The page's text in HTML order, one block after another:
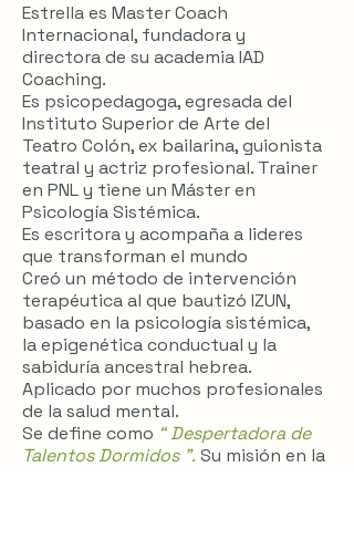
Estrella es Master Coach
Internacional, fundadora y
directora de su academia IAD
Coaching.
Es psicopedagoga, egresada del
Instituto Superior de Arte del
Teatro Colón, ex bailarina, guionista
teatral y actriz profesional. Trainer
en PNL y tiene un Máster en
Psicología Sistémica.
Es escritora y acompaña a lideres
que transforman el mundo
Creó un método de intervención
terapéutica al que bautizó IZUN,
basado en la psicología sistémica,
la epigenética conductual y la
sabiduría ancestral hebrea.
Aplicado por muchos profesionales
de la salud mental.
Se define como “ Despertadora de
Talentos Dormidos ”.Su misión en la